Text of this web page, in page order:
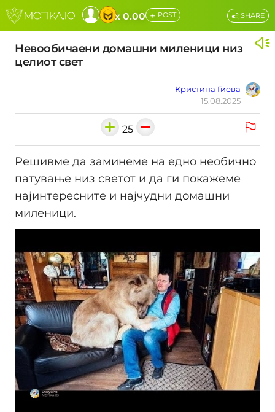
x 0.00 + POST
Невообичаени домашни миленици низ
целиот свет
Кристина Гиева
15.08.2025
SHARE
25
Решивме да заминеме на едно необично
патување низ светот и да ги покажеме
најинтересните и најчудни домашни
миленици.